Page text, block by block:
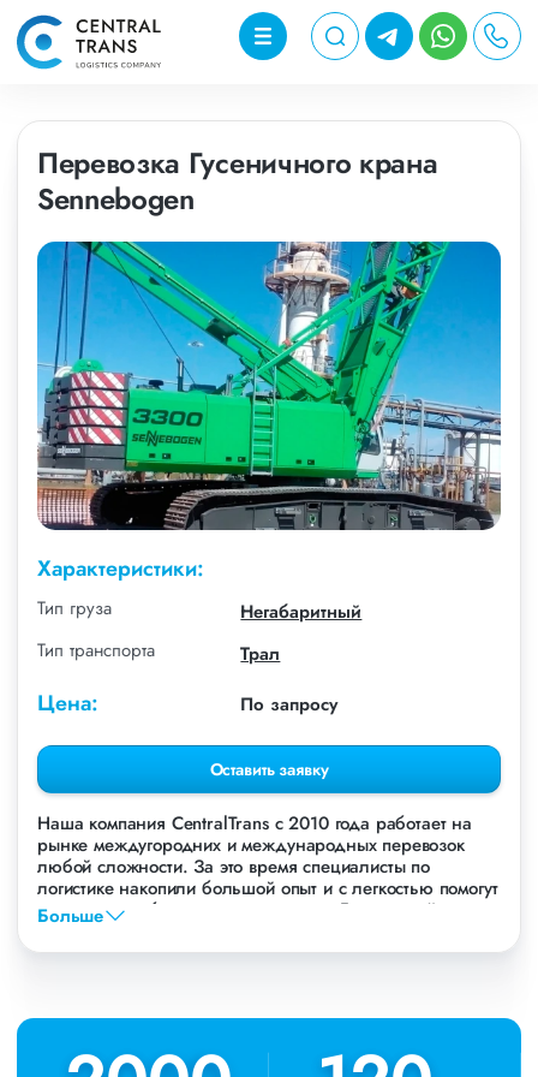
Перевозка Гусеничного крана
Sennebogen
Характеристики:
Тип груза
Негабаритный
Тип транспорта
Трал
Цена: По запросу
Оставить заявку
Наша компания СentralTrans с 2010 года работает на
рынке междугородних и международных перевозок
любой сложности. За это время специалисты по
логистике накопили большой опыт и с легкостью помогут
перевезти любые грузы, в том числе Гусеничный кран
Sennebogen.
и стран СНГ. Мы уже перевезли более 756 000 тонн
Пиастрелла, Свел, Кровтрейд и многих других. Чтобы
Больше